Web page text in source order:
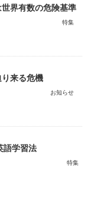
世界有数の危険基準
特集
り来る危機
お知らせ
語学習法
特集